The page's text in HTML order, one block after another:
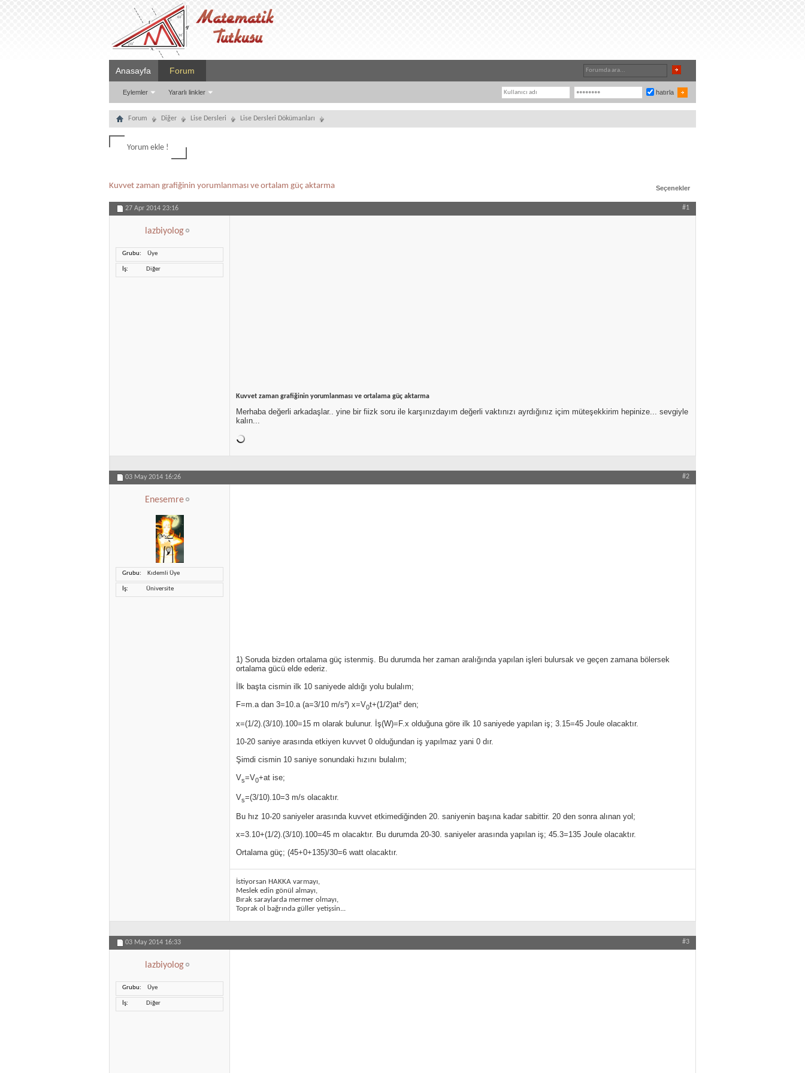
Anasayfa Forum
Eylemler Yararlı linkler hatırla
Forum Diğer Lise Dersleri Lise Dersleri Dökümanları
Yorum ekle !
Kuvvet zaman grafiğinin yorumlanması ve ortalam güç aktarma Seçenekler
27 Apr 2014 23:16 #1
lazbiyolog
Grubu Üye
İş Diğer
Kuvvet zaman grafiğinin yorumlanması ve ortalama güç aktarma
Merhaba değerli arkadaşlar.. yine bir fiizk soru ile karşınızdayım değerli vaktınızı ayrdığınız içim müteşekkirim hepinize... sevgiyle
kalın...
03 May 2014 16:26 #2
Enesemre
Grubu Kıdemli Üye
İş Üniversite
1) Soruda bizden ortalama güç istenmiş. Bu durumda her zaman aralığında yapılan işleri bulursak ve geçen zamana bölersek
ortalama gücü elde ederiz.
İlk başta cismin ilk 10 saniyede aldığı yolu bulalım;
F=m.a dan 3=10.a (a=3/10 m/s²) x=V0t+(1/2)at² den;
x=(1/2).(3/10).100=15 m olarak bulunur. İş(W)=F.x olduğuna göre ilk 10 saniyede yapılan iş; 3.15=45 Joule olacaktır.
10-20 saniye arasında etkiyen kuvvet 0 olduğundan iş yapılmaz yani 0 dır.
Şimdi cismin 10 saniye sonundaki hızını bulalım;
Vs=V0+at ise;
Vs=(3/10).10=3 m/s olacaktır.
Bu hız 10-20 saniyeler arasında kuvvet etkimediğinden 20. saniyenin başına kadar sabittir. 20 den sonra alınan yol;
x=3.10+(1/2).(3/10).100=45 m olacaktır. Bu durumda 20-30. saniyeler arasında yapılan iş; 45.3=135 Joule olacaktır.
Ortalama güç; (45+0+135)/30=6 watt olacaktır.
İstiyorsan HAKKA varmayı,
Meslek edin gönül almayı,
Bırak saraylarda mermer olmayı,
Toprak ol bağrında güller yetişsin...
03 May 2014 16:33 #3
lazbiyolog
Grubu Üye
İş Diğer